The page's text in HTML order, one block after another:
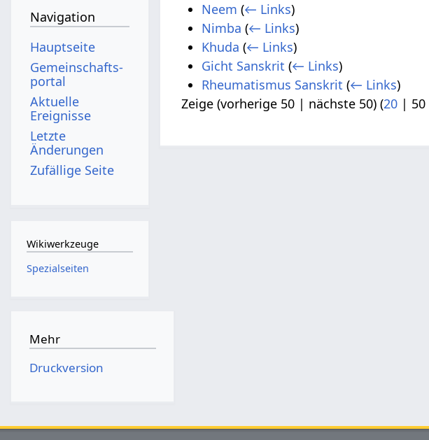
Neem (← Links)
Nimba (← Links)
Khuda (← Links)
Gicht Sanskrit (← Links)
Rheumatismus Sanskrit (← Links)
Zeige (vorherige 50 | nächste 50) (20 | 50
Navigation
Hauptseite
Gemeinschafts­
portal
Aktuelle
Ereignisse
Letzte
Änderungen
Zufällige Seite
Wikiwerkzeuge
Spezialseiten
Mehr
Druckversion